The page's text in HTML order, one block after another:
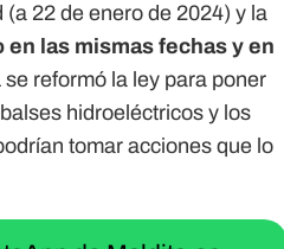
22 de enero de 2024) y la
en las mismas fechas y en
reformó la ley para poner
hidroeléctricos y los
tomar acciones que lo